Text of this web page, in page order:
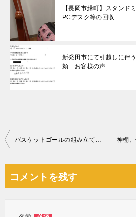
【長岡市緑町】スタンド
PCデスク等の回収
新発田市にて引越しに伴
頼 お客様の声
投
ビ
バスケットゴールの組み立て作業ご依頼 お客様の声
コメントを残す